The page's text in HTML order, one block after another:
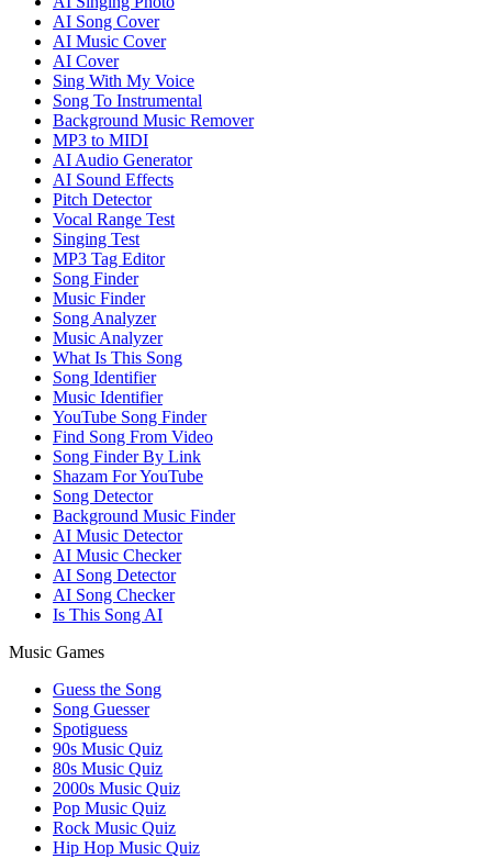
AI Song Cover
AI Music Cover
AI Cover
Sing With My Voice
Song To Instrumental
Background Music Remover
MP3 to MIDI
AI Audio Generator
AI Sound Effects
Pitch Detector
Vocal Range Test
Singing Test
MP3 Tag Editor
Song Finder
Music Finder
Song Analyzer
Music Analyzer
What Is This Song
Song Identifier
Music Identifier
YouTube Song Finder
Find Song From Video
Song Finder By Link
Shazam For YouTube
Song Detector
Background Music Finder
AI Music Detector
AI Music Checker
AI Song Detector
AI Song Checker
Is This Song AI
Music Games
Guess the Song
Song Guesser
Spotiguess
90s Music Quiz
80s Music Quiz
2000s Music Quiz
Pop Music Quiz
Rock Music Quiz
Hip Hop Music Quiz